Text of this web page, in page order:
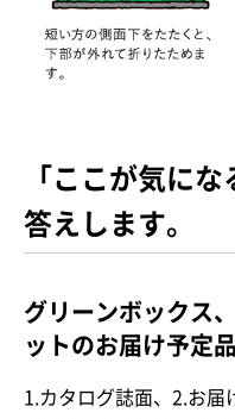
「ここが気に
答えします。
グリーンボックス
ットのお届け予定
1.カタログ誌面、2.お届